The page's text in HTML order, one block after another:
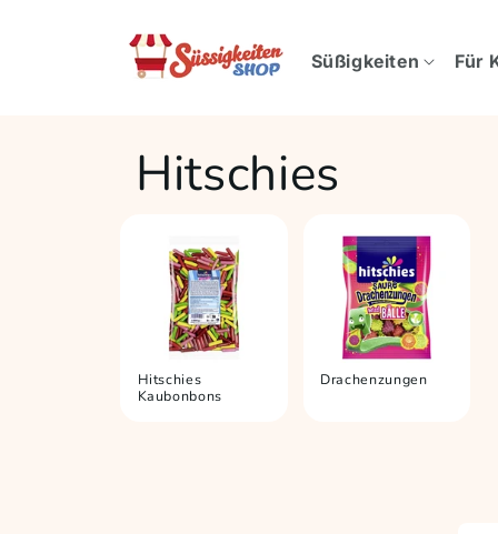
Süßigkeiten Für
Hitschies
Hitschies
Kaubonbons
Drachenzungen